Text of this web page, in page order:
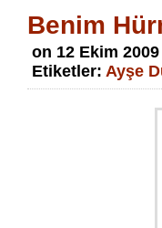
Benim
on 12 Ekim
Etiketler: Ayşe